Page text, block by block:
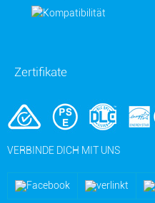
Zertifikate
VERBINDE DICH MIT UNS